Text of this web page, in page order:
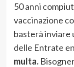
50 anni
vaccinazione
basterà inviare
delle Entrate
multa.